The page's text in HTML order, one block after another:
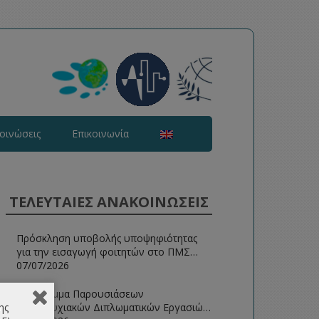
Επικοινωνία
ΤΕΛΕΥΤΑΙΕΣ ΑΝΑΚΟΙΝΩΣΕΙΣ
Πρόσκληση υποβολής υποψηφιότητας
για την εισαγωγή φοιτητών στο ΠΜΣ
Ευφυείς Τεχνολογίες Διαδικτύου 2026-
07/07/2026
Πρόγραμμα Παρουσιάσεων
Μεταπτυχιακών Διπλωματικών Εργασιών